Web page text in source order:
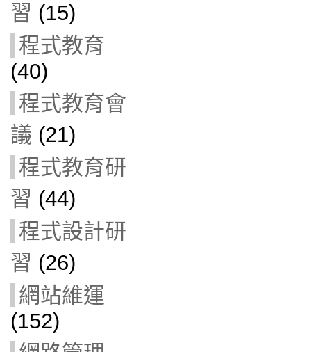
習 (15)
程式教育
(40)
程式教育會
議 (21)
程式教育研
習 (44)
程式設計研
習 (26)
網站維運
(152)